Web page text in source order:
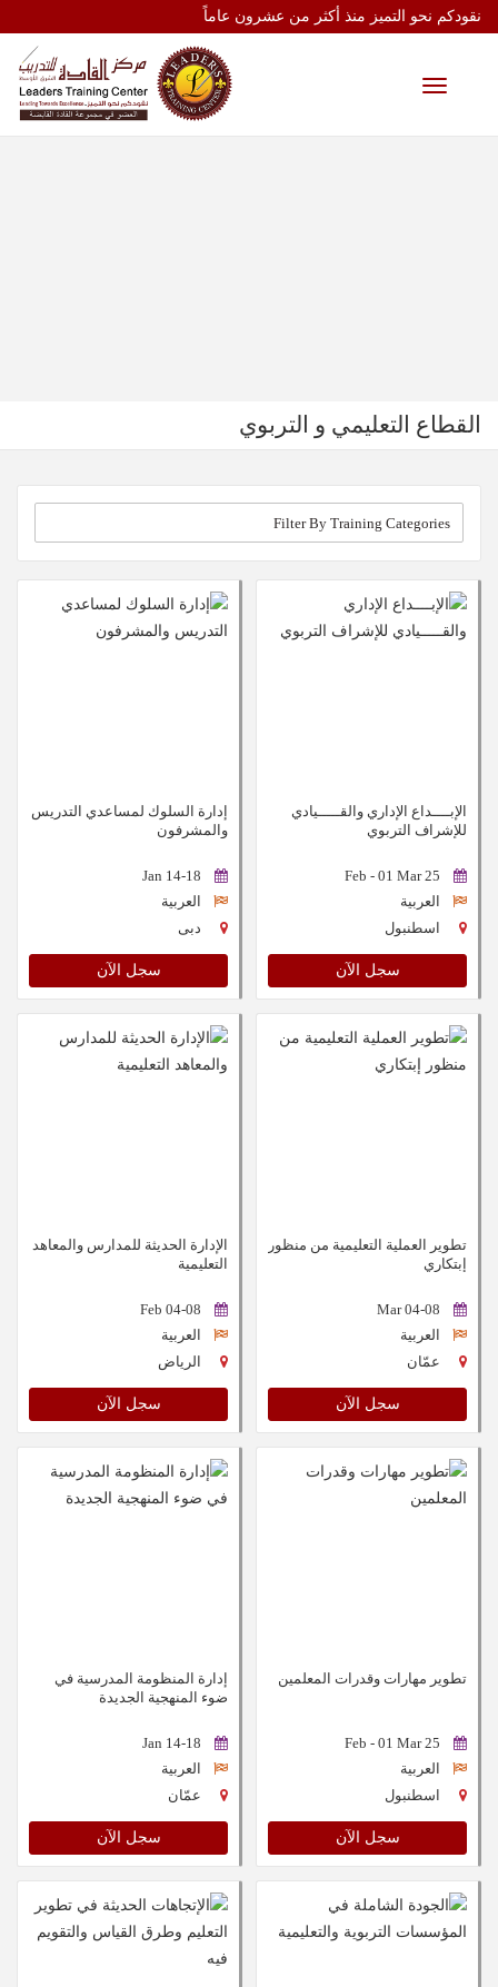
نقودكم نحو التميز منذ أكثر من عشرون عاماً
Toggle
القطاع التعليمي و التربوي
الإبــــداع الإداري والقـــــيادي
للإشراف التربوي
25 Feb - 01 Mar
العربية
اسطنبول
سجل الآن
إدارة السلوك لمساعدي التدريس
والمشرفون
14-18 Jan
العربية
دبى
سجل الآن
تطوير العملية التعليمية من منظور
إبتكاري
04-08 Mar
العربية
عمّان
سجل الآن
الإدارة الحديثة للمدارس والمعاهد
التعليمية
04-08 Feb
العربية
الرياض
سجل الآن
تطوير مهارات وقدرات المعلمين
25 Feb - 01 Mar
العربية
اسطنبول
سجل الآن
إدارة المنظومة المدرسية في
ضوء المنهجية الجديدة
14-18 Jan
العربية
عمّان
سجل الآن